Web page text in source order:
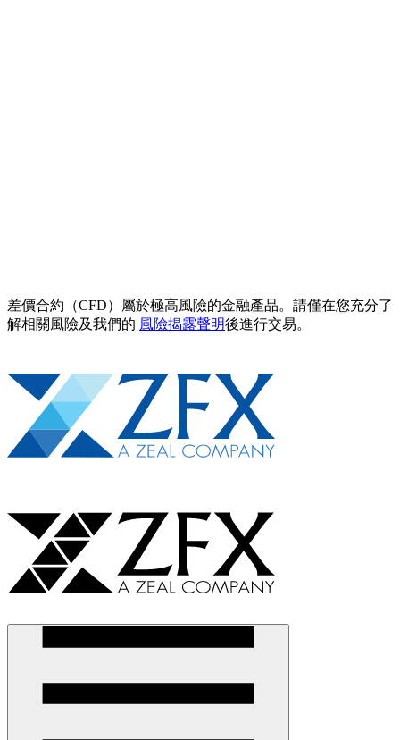
差價合約（CFD）屬於極高風險的金融產品。請僅在您充分了
解相關風險及我們的 風險揭露聲明後進行交易。